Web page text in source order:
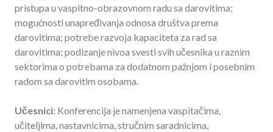
pristupa u vaspitno-obrazovnom radu sa darovitima;
mogućnosti unapređivanja odnosa društva prema
darovitima; potrebe razvoja kapaciteta za rad sa
darovitima; podizanje nivoa svesti svih učesnika u raznim
sektorima o potrebama za dodatnom pažnjom i posebnim
radom sa darovitim osobama.
Učesnici: Konferencija je namenjena vaspitačima,
učiteljima, nastavnicima, stručnim saradnicima,